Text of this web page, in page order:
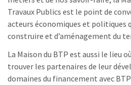
Travaux Publics est le point de
acteurs économiques et politiques
construire et d’aménagement du
La Maison du BTP est aussi le lieu
trouver les partenaires de leur
domaines du financement avec BTP